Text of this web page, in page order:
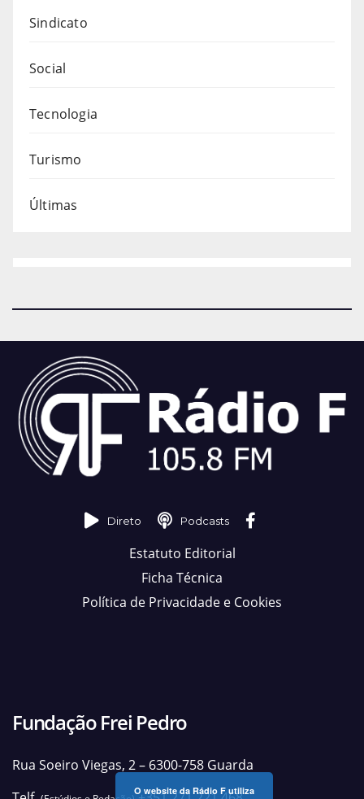
Sindicato
Social
Tecnologia
Turismo
Últimas
Direto Podcasts
Estatuto Editorial
Ficha Técnica
Política de Privacidade e Cookies
Fundação Frei Pedro
Rua Soeiro Viegas, 2 – 6300-758 Guarda
O website da Rádio F utiliza